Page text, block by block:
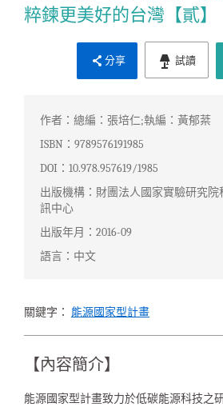
粹鍊更美好的台灣【貳】
分享 試讀
作者：總編：張培仁;執編：黃郁棻
ISBN：9789576191985
DOI：10.978.957619/1985
出版機構：財團法人國家實驗研究
訊中心
出版年月：2016-09
語言：中文
關鍵字： 能源國家型計畫
【內容簡介】
能源國家型計畫致力於低碳能源科技之